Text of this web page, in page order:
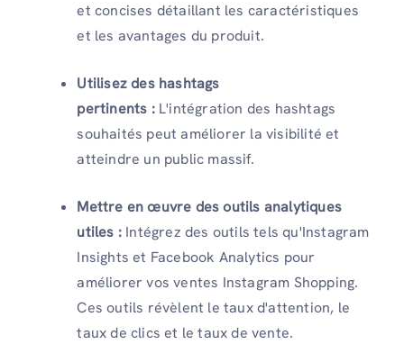
et concises détaillant les caractéristiques
et les avantages du produit.
Utilisez des hashtags
pertinents : L'intégration des hashtags
souhaités peut améliorer la visibilité et
atteindre un public massif.
Mettre en œuvre des outils analytiques
utiles : Intégrez des outils tels qu'Instagram
Insights et Facebook Analytics pour
améliorer vos ventes Instagram Shopping.
Ces outils révèlent le taux d'attention, le
taux de clics et le taux de vente.